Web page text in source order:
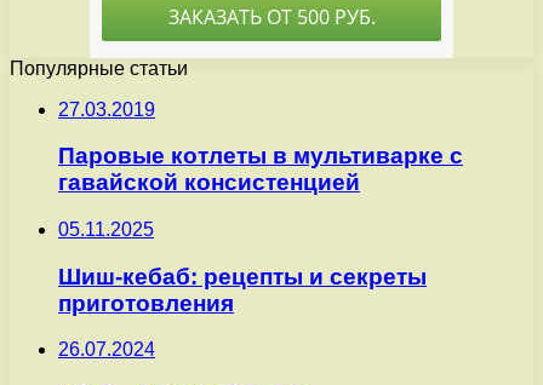
Популярные статьи
27.03.2019
Паровые котлеты в мультиварке с
гавайской консистенцией
05.11.2025
Шиш-кебаб: рецепты и секреты
приготовления
26.07.2024